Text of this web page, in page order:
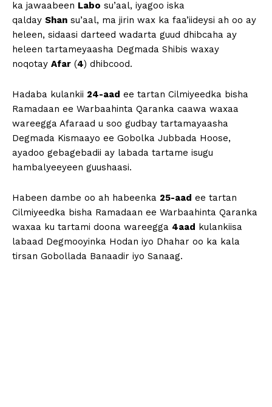
ka jawaabeen Labo su’aal, iyagoo iska
qalday Shan su’aal, ma jirin wax ka faa’iideysi ah oo ay
heleen, sidaasi darteed wadarta guud dhibcaha ay
heleen tartameyaasha Degmada Shibis waxay
noqotay Afar (4) dhibcood.
Hadaba kulankii 24-aad ee tartan Cilmiyeedka bisha
Ramadaan ee Warbaahinta Qaranka caawa waxaa
wareegga Afaraad u soo gudbay tartamayaasha
Degmada Kismaayo ee Gobolka Jubbada Hoose,
ayadoo gebagebadii ay labada tartame isugu
hambalyeeyeen guushaasi.
Habeen dambe oo ah habeenka 25-aad ee tartan
Cilmiyeedka bisha Ramadaan ee Warbaahinta Qaranka
waxaa ku tartami doona wareegga 4aad
kulankiisa
labaad Degmooyinka Hodan iyo Dhahar oo ka kala
tirsan Gobollada Banaadir iyo Sanaag.